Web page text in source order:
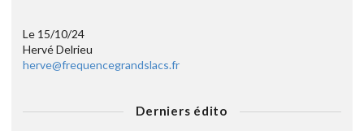
Le 15/10/24
Hervé Delrieu
herve@frequencegrandslacs.fr
Derniers édito